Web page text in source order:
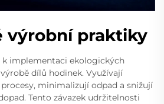
výrobní praktiky
k implementaci ekologických
dílů hodinek. Využívají
minimalizují odpad a snižují
Tento závazek udržitelnosti